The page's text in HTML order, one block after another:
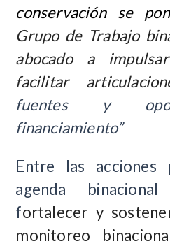
conservación se
Grupo de Trabajo
abocado a
facilitar
fuentes y
financiamiento”
Entre las acciones
agenda
fortalecer y
monitoreo